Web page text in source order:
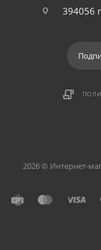
394056
2026 © Интернет-